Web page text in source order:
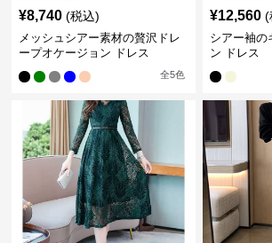
¥8,740 (税込)
メッシュシアー素材の贅沢ドレ
ープオケージョン ドレス
全5色
¥12,560 (
シアー袖の
ン ドレス